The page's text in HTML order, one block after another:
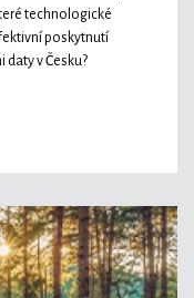
technologické
poskytnutí
v Česku?